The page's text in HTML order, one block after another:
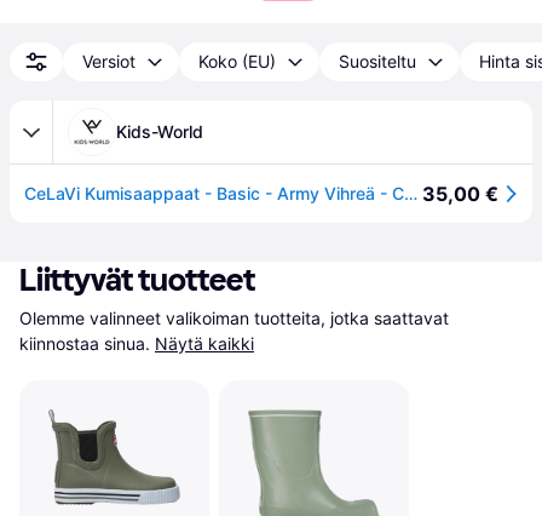
Versiot Koko (EU) Suositeltu Hinta
Kids-World
CeLaVi Kumisaappaat - Basic - Army Vihreä - CeLaVi - 30 - Kumisaappaat 35,00 €
Liittyvät tuotteet
Olemme valinneet valikoiman tuotteita, jotka saattavat
kiinnostaa sinua. Näytä kaikki